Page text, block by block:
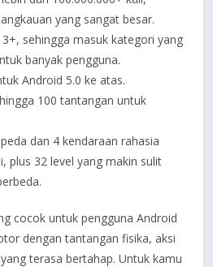
yang sangat besar.
sehingga masuk kategori yang
banyak pengguna.
Android 5.0 ke atas.
100 tantangan untuk
dan 4 kendaraan rahasia
plus 32 level yang makin sulit
cocok untuk pengguna Android
dengan tantangan fisika, aksi
terasa bertahap. Untuk kamu